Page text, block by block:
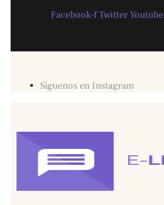
Facebook-f Twitter Youtube
Síguenos en Instagram